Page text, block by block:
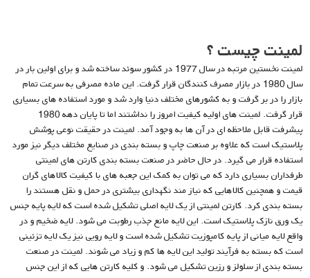
لمینت چیست ؟
لمینت نخستین مرتبه در سال 1977 در کشور سوئد ساخته شد و برای اولین بار در
سال 1980 در بازار مصرف کنندگان قرار گرفت. این ماده مصرفی به سرعت تمام
بازار را در بر گرفت و به کشورهای مختلف دنیا وارد شد و مورد استفاده های بسیاری
قرار گرفت. لمینت های اولیه کیفیت امروز را نداشتند اما تا پایان دهه 1980
پیشرفت قابل ملاحظه ای در آن ها به وجود آمد. لمینت در حقیقت نوعی پوشش
پلاستیک است که علاوه بر صنعت چاپ و بسته بندی در صنایع مختلف دیگر نیز مورد
استفاده قرار می گیرد. در حال حاضر در صنعت بسته بندی کارتن های لمینتی
طرفداران بسیاری دارد که می توان به کمک این جعبه های با کیفیت کالاهای گران
قیمت و همچنین کالاهایی که نیاز مند نگهداری بیشتری در حمل و نقل هستند را
بسته بندی کرد. کارتن لمینتی از یک لایه اصلی تشکیل شده است که لایه پایه جنس
یک ورق نازک پلاستیک است. این لایه مانع جذب رطوبت می شود. لایه ضخیم و در
واقع لایه میانی از پایه کامپوزیت تشکیل شده است و لایه رویی نیز یک لایه تزئینی
است که بسته به فرآیند تولید این لایه ها کم و زیاد می شوند. لمینت در صنعت
بسته بندی از سلولز و رزین تشکیل می شود. و کلیه کارتن هایی که از این جنس